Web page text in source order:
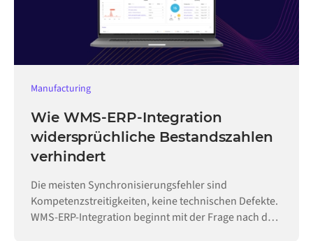
Manufacturing
Wie WMS-ERP-Integration
widersprüchliche Bestandszahlen
verhindert
Die meisten Synchronisierungsfehler sind
Kompetenzstreitigkeiten, keine technischen Defekte.
WMS-ERP-Integration beginnt mit der Frage nach der